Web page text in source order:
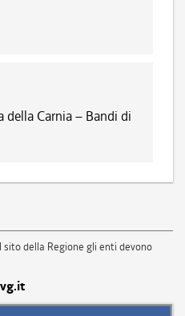
Carnia – Bandi di
sito della Regione gli enti devono